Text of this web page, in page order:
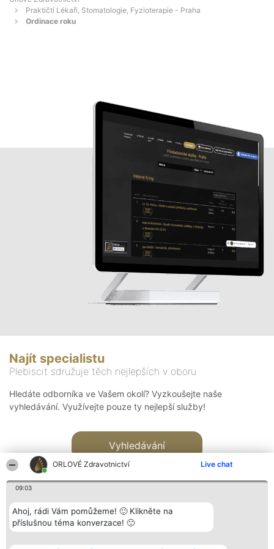
ORLOVÉ Zdravotnictví Live chat
09:03
Ahoj, rádi Vám pomůžeme! 🙂 Klikněte na
příslušnou téma konverzace! 🙂
Praktičtí Lékaři, Stomatologie, Fyzioterapie - Praha
Ordinace roku
Najít specialistu
Plebiscit sdružuje těch nejlepších v oboru
Hledáte odborníka ve Vašem okolí? Vyzkoušejte naše
vyhledávání. Využívejte pouze ty nejlepší služby!
Vyhledávání
Bright Side Solutions sp. z o. Vítězové Kontakt